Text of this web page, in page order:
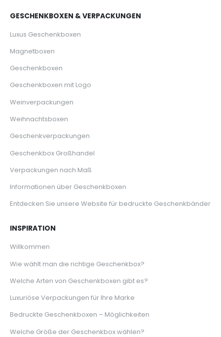
GESCHENKBOXEN & VERPACKUNGEN
Luxus Geschenkboxen
Magnetboxen
Geschenkboxen
Geschenkboxen mit Logo
Weinverpackungen
Weihnachtsboxen
Geschenkverpackungen
Geschenkbox Großhandel
Verpackungen nach Maß
Informationen über Geschenkboxen
Entdecken Sie unsere Website für bedruckte Geschenkbänder
INSPIRATION
Willkommen
Wie wählt man die richtige Geschenkbox?
Welche Arten von Geschenkboxen gibt es?
Luxuriöse Verpackungen für Ihre Marke
Bedruckte Geschenkboxen – Möglichkeiten
Welche Größe der Geschenkbox wählen?